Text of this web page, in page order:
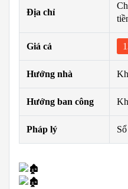
Địa chỉ
Giá cả
Hướng nhà
Hướng ban công
Pháp lý